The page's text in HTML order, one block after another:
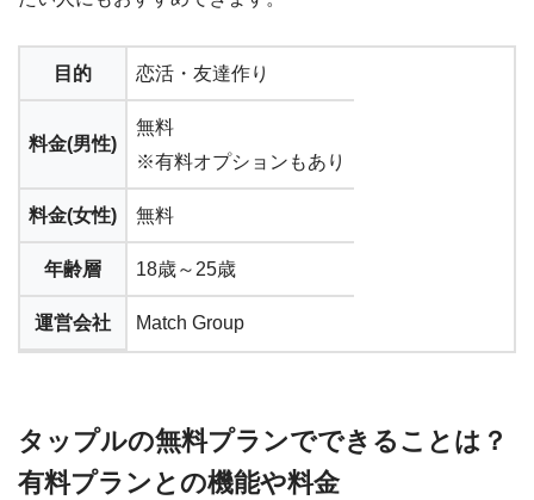
目的 恋活・友達作り
料金(男性)
無料
※有料オプションもあり
料金(女性) 無料
年齢層 18歳～25歳
運営会社 Match Group
タップルの無料プランでできることは？
有料プランとの機能や料金